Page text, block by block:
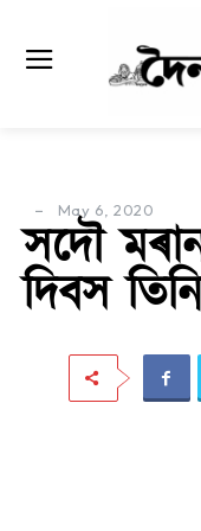
May 6, 2020
সদৌ মৰান
দিবস